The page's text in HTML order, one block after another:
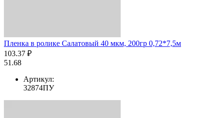
Пленка в ролике Салатовый 40 мкм, 200гр 0,72*7,5м
103.37 ₽
51.68
Артикул:
32874ПУ